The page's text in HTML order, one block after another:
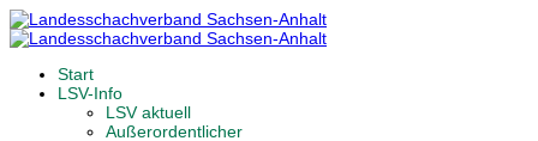
Start
LSV-Info
LSV aktuell
Außerordentlicher